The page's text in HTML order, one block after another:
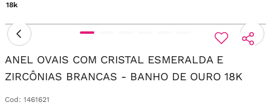
18k
ANEL OVAIS COM CRISTAL ESMERALDA E
ZIRCÔNIAS BRANCAS - BANHO DE OURO 18K
Cod : 1461621